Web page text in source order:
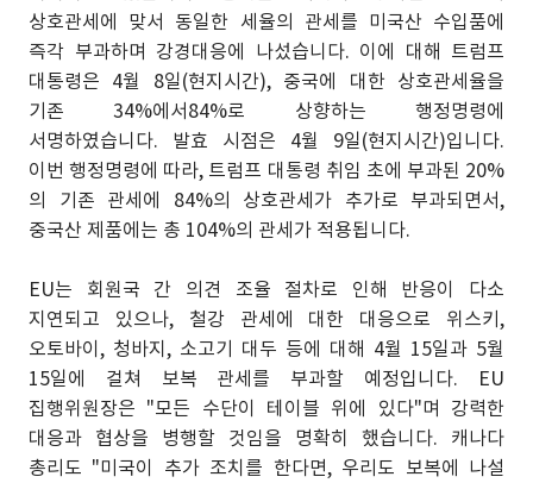
상호관세에 맞서 동일한 세율의 관세를 미국산 수입품에
즉각 부과하며 강경대응에 나섰습니다. 이에 대해 트럼프
대통령은 4월 8일(현지시간), 중국에 대한 상호관세율을
기존 34%에서84%로 상향하는 행정명령에
서명하였습니다. 발효 시점은 4월 9일(현지시간)입니다.
이번 행정명령에 따라, 트럼프 대통령 취임 초에 부과된 20%
의 기존 관세에 84%의 상호관세가 추가로 부과되면서,
중국산 제품에는 총 104%의 관세가 적용됩니다.
EU는 회원국 간 의견 조율 절차로 인해 반응이 다소
지연되고 있으나, 철강 관세에 대한 대응으로 위스키,
오토바이, 청바지, 소고기 대두 등에 대해 4월 15일과 5월
15일에 걸쳐 보복 관세를 부과할 예정입니다. EU
집행위원장은 "모든 수단이 테이블 위에 있다"며 강력한
대응과 협상을 병행할 것임을 명확히 했습니다. 캐나다
총리도 "미국이 추가 조치를 한다면, 우리도 보복에 나설